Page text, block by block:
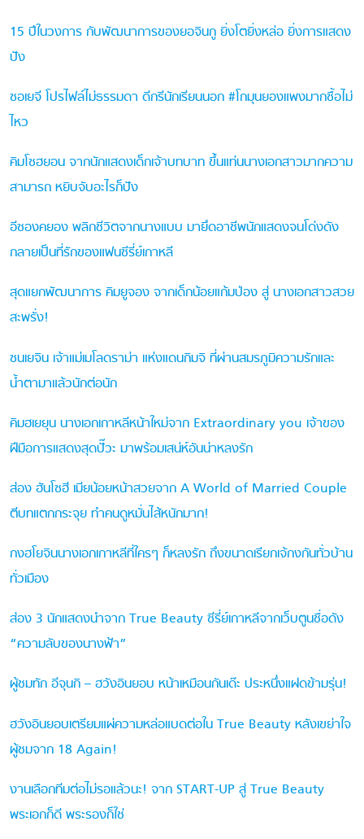
15 ปีในวงการ กับพัฒนาการของยอจินกู ยิ่งโตยิ่งหล่อ ยิ่งการแสดง
ปัง
ซอเยจี โปรไฟล์ไม่ธรรมดา ดีกรีนักเรียนนอก #โกมุนยองแพงมากซื้อไม่
ไหว
คิมโซฮยอน จากนักแสดงเด็กเจ้าบทบาท ขึ้นแท่นนางเอกสาวมากความ
สามารถ หยิบจับอะไรก็ปัง
อีซองคยอง พลิกชีวิตจากนางแบบ มายึดอาชีพนักแสดงจนโด่งดัง
กลายเป็นที่รักของแฟนซีรี่ย์เกาหลี
สุดแยกพัฒนาการ คิมยูจอง จากเด็กน้อยแก้มป่อง สู่ นางเอกสาวสวย
สะพรั่ง!
ซนเยจิน เจ้าแม่เมโลดราม่า แห่งแดนกิมจิ ที่ผ่านสมรภูมิความรักและ
น้ำตามาแล้วนักต่อนัก
คิมฮเยยุน นางเอกเกาหลีหน้าใหม่จาก Extraordinary you เจ้าของ
ฝีมือการแสดงสุดปั๊วะ มาพร้อมเสน่ห์อันน่าหลงรัก
ส่อง ฮันโซฮี เมียน้อยหน้าสวยจาก A World of Married Couple
ตีบทแตกกระจุย ทำคนดูหมั่นไส้หนักมาก!
กงฮโยจินนางเอกเกาหลีที่ใครๆ ก็หลงรัก ถึงขนาดเรียกเจ้กงกันทั่วบ้าน
ทั่วเมือง
ส่อง 3 นักแสดงนำจาก True Beauty ซีรี่ย์เกาหลีจากเว็บตูนชื่อดัง
“ความลับของนางฟ้า”
ผู้ชมทัก อีจุนกิ – ฮวังอินยอบ หน้าเหมือนกันเด๊ะ ประหนึ่งแฝดข้ามรุ่น!
ฮวังอินยอบเตรียมแผ่ความหล่อแบดต่อใน True Beauty หลังเขย่าใจ
ผู้ชมจาก 18 Again!
งานเลือกทีมต่อไม่รอแล้วนะ! จาก START-UP สู่ True Beauty
พระเอกก็ดี พระรองก็ใช่